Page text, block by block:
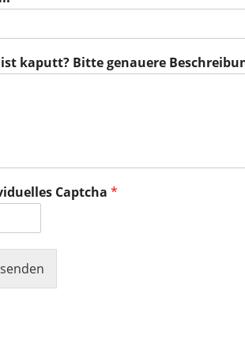
ist kaputt? Bitte genauere
Captcha *